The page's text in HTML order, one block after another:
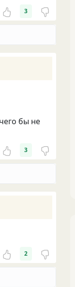
3
бы не
3
2